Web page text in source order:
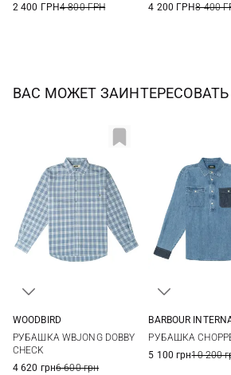
2 400 ГРН4 800 ГРН
4 200 ГРН8 400
ВАС МОЖЕТ ЗАИНТЕРЕСОВАТЬ
WOODBIRD
РУБАШКА WBJONG DOBBY
CHECK
4 620 грн6 600 грн
BARBOUR
РУБАШКА
5 100 грн10 200